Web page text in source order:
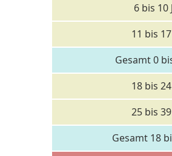
6 bis 10
11 bis
Gesamt 0
18 bis
25 bis
Gesamt 18